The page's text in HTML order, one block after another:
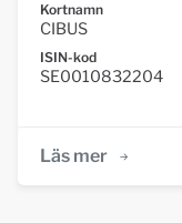
Kortnamn
CIBUS
ISIN-kod
SE0010832204
Läs mer